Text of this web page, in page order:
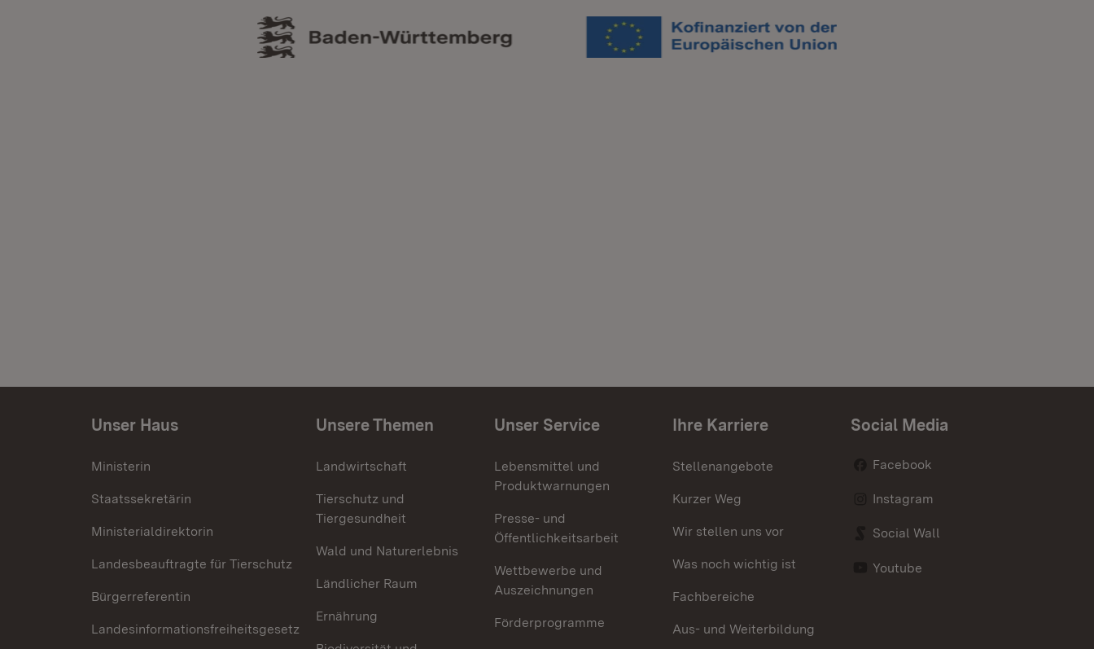
Unser Haus
Ministerin
Staatssekretärin
Ministerialdirektorin
Landesbeauftragte für Tierschutz
Bürgerreferentin
Landesinformationsfreiheitsgesetz
Unsere Themen
Landwirtschaft
Tierschutz und
Tiergesundheit
Wald und Naturerlebnis
Ländlicher Raum
Ernährung
Unser Service
Lebensmittel und
Produktwarnungen
Presse- und
Öffentlichkeitsarbeit
Wettbewerbe und
Auszeichnungen
Förderprogramme
Ihre Karriere
Stellenangebote
Kurzer Weg
Wir stellen uns vor
Was noch wichtig ist
Fachbereiche
Aus- und Weiterbildung
Social Media
Facebook
Instagram
Social Wall
Youtube